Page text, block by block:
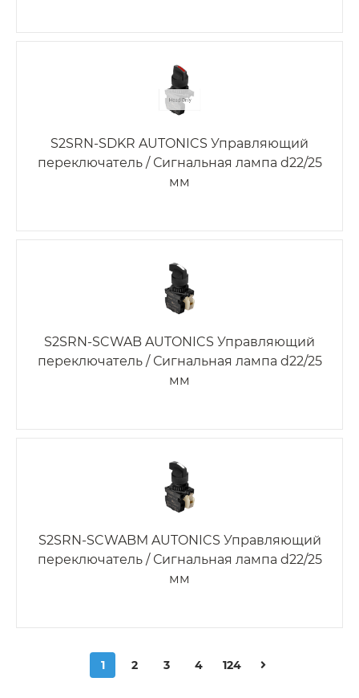
S2SRN-SDKR AUTONICS Управляющий
переключатель / Сигнальная лампа d22/25
мм
S2SRN-SCWAB AUTONICS Управляющий
переключатель / Сигнальная лампа d22/25
мм
S2SRN-SCWABM AUTONICS Управляющий
переключатель / Сигнальная лампа d22/25
мм
1 2 3 4 124